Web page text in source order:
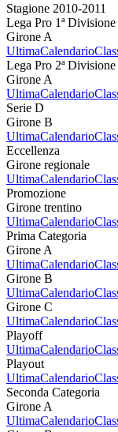
Stagione 2010-2011
Lega Pro 1ª Divisione
Girone A
UltimaCalendario
Lega Pro 2ª Divisione
Girone A
UltimaCalendario
Serie D
Girone B
UltimaCalendario
Eccellenza
Girone regionale
UltimaCalendario
Promozione
Girone trentino
UltimaCalendario
Prima Categoria
Girone A
UltimaCalendario
Girone B
UltimaCalendario
Girone C
UltimaCalendario
Playoff
UltimaCalendario
Playout
UltimaCalendario
Seconda Categoria
Girone A
UltimaCalendario